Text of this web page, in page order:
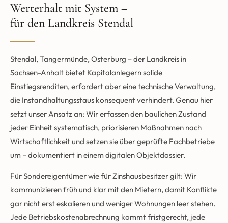
Werterhalt mit System –
für den Landkreis Stendal
Stendal, Tangermünde, Osterburg – der Landkreis in
Sachsen-Anhalt bietet Kapitalanlegern solide
Einstiegsrenditen, erfordert aber eine technische Verwaltung,
die Instandhaltungsstaus konsequent verhindert. Genau hier
setzt unser Ansatz an: Wir erfassen den baulichen Zustand
jeder Einheit systematisch, priorisieren Maßnahmen nach
Wirtschaftlichkeit und setzen sie über geprüfte Fachbetriebe
um – dokumentiert in einem digitalen Objektdossier.
Für Sondereigentümer wie für Zinshausbesitzer gilt: Wir
kommunizieren früh und klar mit den Mietern, damit Konflikte
gar nicht erst eskalieren und weniger Wohnungen leer stehen.
Jede Betriebskostenabrechnung kommt fristgerecht, jede